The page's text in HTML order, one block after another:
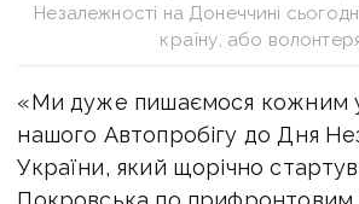
Незалежності на Донеччині
країну, або
«Ми дуже пишаємося кожним
нашого Автопробігу до Дня
України, який щорічно